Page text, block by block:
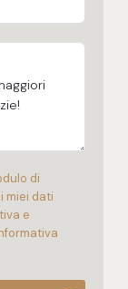
di
miei dati
e